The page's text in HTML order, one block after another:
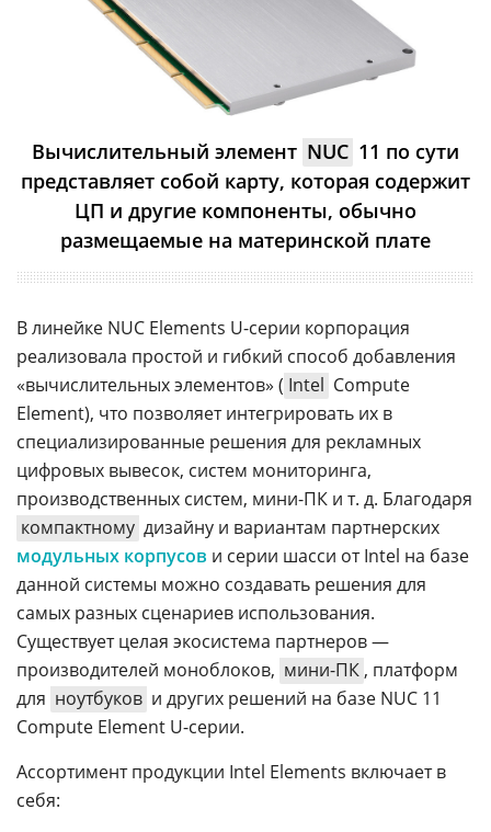
Вычислительный элемент NUC 11 по сути
представляет собой карту, которая содержит
ЦП и другие компоненты, обычно
размещаемые на материнской плате
В линейке NUC Elements U-серии корпорация
реализовала простой и гибкий способ добавления
«вычислительных элементов» ( Intel Compute
Element), что позволяет интегрировать их в
специализированные решения для рекламных
цифровых вывесок, систем мониторинга,
производственных систем, мини-ПК и т. д. Благодаря
компактному дизайну и вариантам партнерских
модульных корпусов и серии шасси от Intel на базе
данной системы можно создавать решения для
самых разных сценариев использования.
Существует целая экосистема партнеров —
производителей моноблоков, мини-ПК , платформ
для ноутбуков и других решений на базе NUC 11
Compute Element U-серии.
Ассортимент продукции Intel Elements включает в
себя: